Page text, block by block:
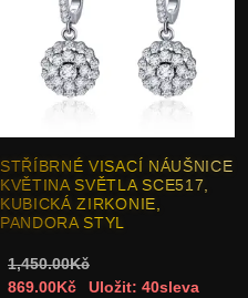
STŘÍBRNÉ VISACÍ NÁUŠNICE
KVĚTINA SVĚTLA SCE517,
KUBICKÁ ZIRKONIE,
PANDORA STYL
1,450.00Kč
869.00Kč
Uložit: 40sleva